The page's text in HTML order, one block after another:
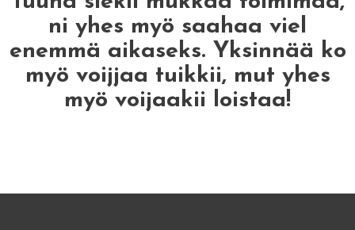
ni yhes myö saahaa viel
enemmä aikaseks. Yksinnää ko
myö voijjaa tuikkii, mut yhes
myö voijaakii loistaa!